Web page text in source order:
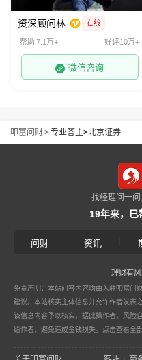
资深顾问林 在线
帮助 7.1万+ 好评10万+
微信咨询
叩富问财>专业答主>北京证券
找经理问一
19年来，已
问财 资讯
理财有
免责声明：本站问答内容均由入驻叩富问
建议。本站核实主体信息并允许作者发表
该信息内容予以核实，据此操作者，风险
给作者，避免造成金钱损失。 点击查看全